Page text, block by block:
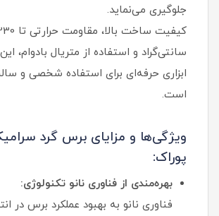
جلوگیری می‌نماید.
سانتی‌گراد و استفاده از متریال بادوام،
ابزاری حرفه‌ای برای استفاده شخصی و
است.
ویژگی‌ها و مزایای برس گرد
پوراک:
بهره‌مندی از فناوری نانو تکنولوژی:
فناوری نانو به بهبود عملکرد برس در